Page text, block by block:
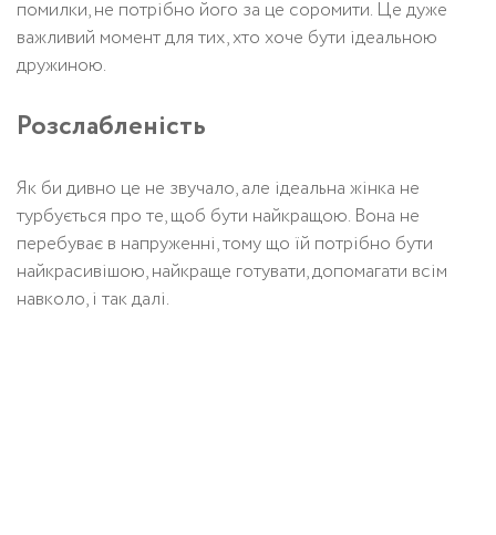
помилки, не потрібно його за це соромити. Це дуже
важливий момент для тих, хто хоче бути ідеальною
дружиною.
Розслабленість
Як би дивно це не звучало, але ідеальна жінка не
турбується про те, щоб бути найкращою. Вона не
перебуває в напруженні, тому що їй потрібно бути
найкрасивішою, найкраще готувати, допомагати всім
навколо, і так далі.